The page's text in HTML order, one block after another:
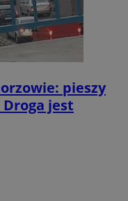
pieszy
Droga jest